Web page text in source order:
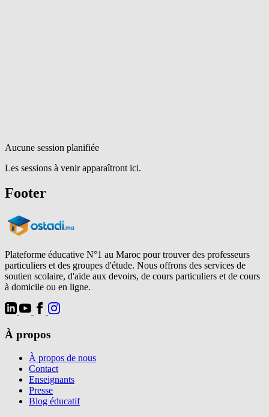
Aucune session planifiée
Les sessions à venir apparaîtront ici.
Footer
Plateforme éducative N°1 au Maroc pour trouver des professeurs
particuliers et des groupes d'étude. Nous offrons des services de
soutien scolaire, d'aide aux devoirs, de cours particuliers et de cours
à domicile ou en ligne.
À propos
À propos de nous
Contact
Enseignants
Presse
Blog éducatif